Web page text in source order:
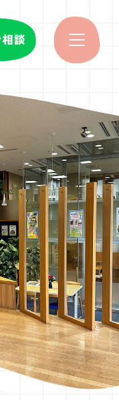
特徴
イン
時間
料金
校舎